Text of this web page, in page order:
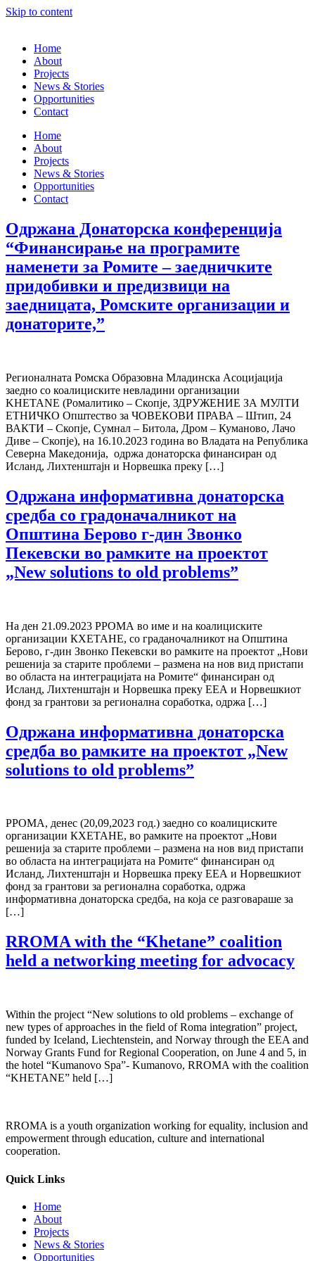
Skip to content
Home
About
Projects
News & Stories
Opportunities
Contact
Home
About
Projects
News & Stories
Opportunities
Contact
Одржана Донаторска конференција
“Финансирање на програмите
наменети за Ромите – заедничките
придобивки и предизвици на
заедницата, Ромските организации и
донаторите,”
Регионалната Ромска Образовна Младинска Асоцијација
заедно со коалициските невладини организации
KHETANE (Ромалитико – Скопје, ЗДРУЖЕНИЕ ЗА МУЛТИ
ЕТНИЧКО Општество за ЧОВЕКОВИ ПРАВА – Штип, 24
ВАКТИ – Скопје, Сумнал – Битола, Дром – Куманово, Лачо
Диве – Скопје), на 16.10.2023 година во Владата на Република
Северна Македонија, одржа донаторска финансиран од
Исланд, Лихтенштајн и Норвешка преку […]
Одржана информативна донаторска
средба со градоначалникот на
Општина Берово г-дин Звонко
Пекевски во рамките на проектот
„New solutions to old problems”
На ден 21.09.2023 РРОМА во име и на коалициските
организации КХЕТАНЕ, со граданочалникот на Општина
Берово, г-дин Звонко Пекевски во рамките на проектот „Нови
решенија за старите проблеми – размена на нов вид пристапи
во областа на интеграцијата на Ромите“ финансиран од
Исланд, Лихтенштајн и Норвешка преку ЕЕА и Норвешкиот
фонд за грантови за регионална соработка, одржа […]
Одржана информативна донаторска
средба во рамките на проектот „New
solutions to old problems”
РРОМА, денес (20,09,2023 год.) заедно со коалициските
организации КХЕТАНЕ, во рамките на проектот „Нови
решенија за старите проблеми – размена на нов вид пристапи
во областа на интеграцијата на Ромите“ финансиран од
Исланд, Лихтенштајн и Норвешка преку ЕЕА и Норвешкиот
фонд за грантови за регионална соработка, одржа
информативна донаторска средба, на која се разговараше за
[…]
RROMA with the “Khetane” coalition
held a networking meeting for advocacy
Within the project “New solutions to old problems – exchange of
new types of approaches in the field of Roma integration” project,
funded by Iceland, Liechtenstein, and Norway through the EEA and
Norway Grants Fund for Regional Cooperation, on June 4 and 5, in
the hotel “Kumanovo Spa”- Kumanovo, RROMA with the coalition
“KHETANE” held […]
RROMA is a youth organization working for equality, inclusion and
empowerment through education, culture and international
cooperation.
Quick Links
Home
About
Projects
News & Stories
Opportunities